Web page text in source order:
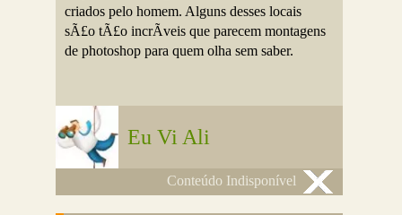
criados pelo homem. Alguns desses locais
sÃ£o tÃ£o incrÃ­veis que parecem montagens
de photoshop para quem olha sem saber.
Eu Vi Ali
Conteúdo Indisponível